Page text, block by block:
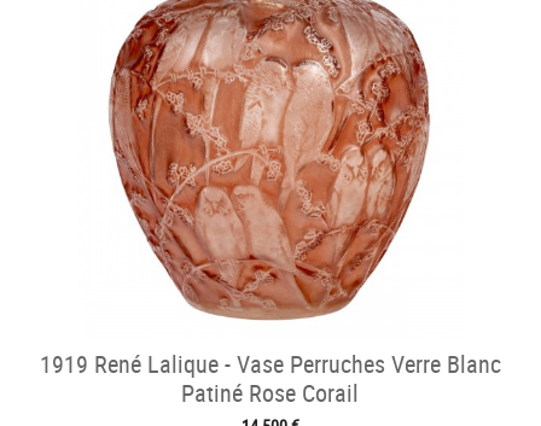
1919 René Lalique - Vase Perruches Verre Blanc
Patiné Rose Corail